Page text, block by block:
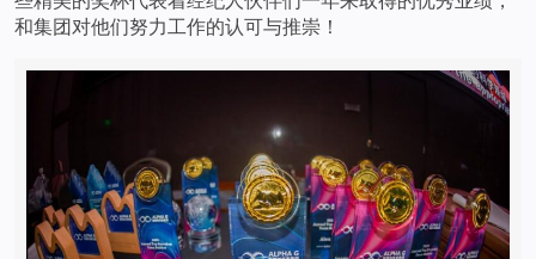
和集团对他们努力工作的认可与推崇！